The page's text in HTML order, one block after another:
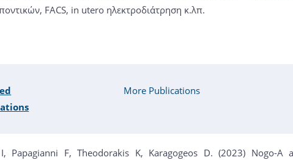
FACS, in utero ηλεκτροδιάτρηση κ.λπ.
More Publications
Papagianni F, Theodorakis K, Karagogeos D. (2023) Nogo-A